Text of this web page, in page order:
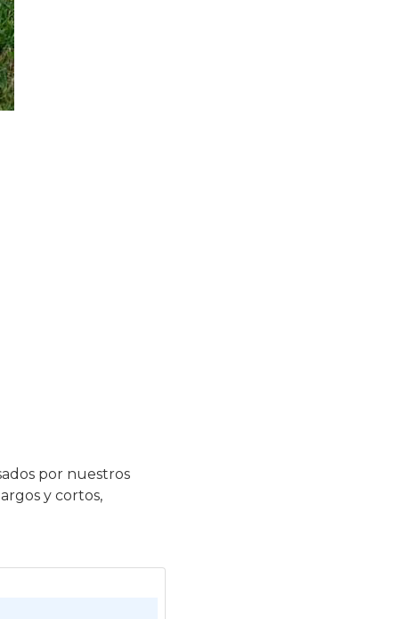
por nuestros
y cortos,